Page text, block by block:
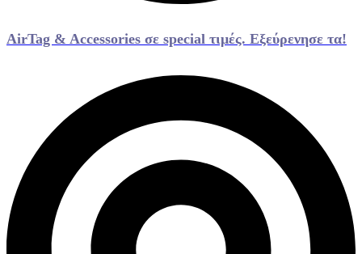
AirTag & Accessories σε special τιμές. Εξεύρενησε τα!